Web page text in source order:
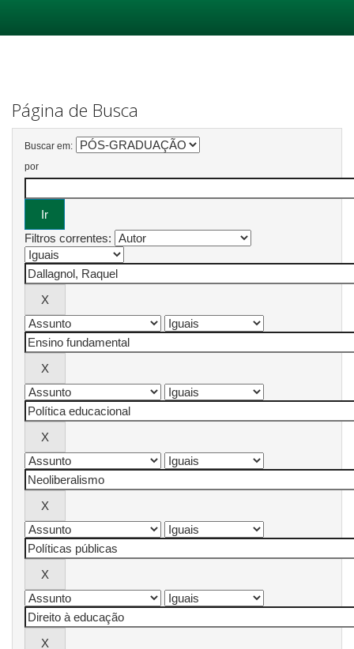
Página de Busca
Buscar em:
por
Filtros correntes: